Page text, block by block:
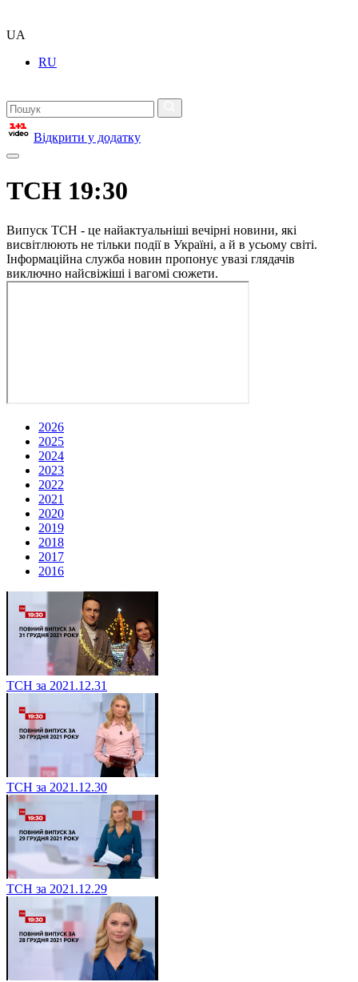
UA
RU
Відкрити у додатку
ТСН 19:30
Випуск ТСН - це найактуальніші вечірні новини, які
висвітлюють не тільки події в Україні, а й в усьому світі.
Інформаційна служба новин пропонує увазі глядачів
виключно найсвіжіші і вагомі сюжети.
2026
2025
2024
2023
2022
2021
2020
2019
2018
2017
2016
ТСН за 2021.12.31
ТСН за 2021.12.30
ТСН за 2021.12.29